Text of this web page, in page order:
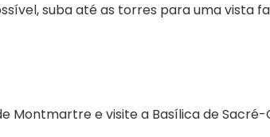
suba até as torres para uma vista
Montmartre e visite a Basílica de